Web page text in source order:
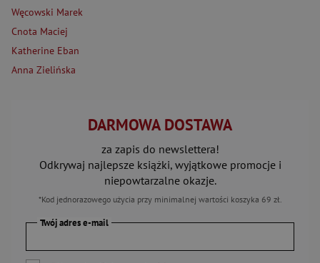
Węcowski Marek
Cnota Maciej
Katherine Eban
Anna Zielińska
DARMOWA DOSTAWA
za zapis do newslettera!
Odkrywaj najlepsze książki, wyjątkowe promocje i
niepowtarzalne okazje.
*Kod jednorazowego użycia przy minimalnej wartości koszyka 69 zł.
Twój adres e-mail